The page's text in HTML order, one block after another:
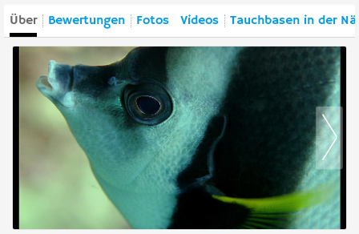
Über Bewertungen Fotos Videos Tauchbasen in der